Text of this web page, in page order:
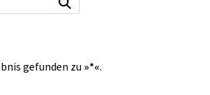
gefunden zu »*«.